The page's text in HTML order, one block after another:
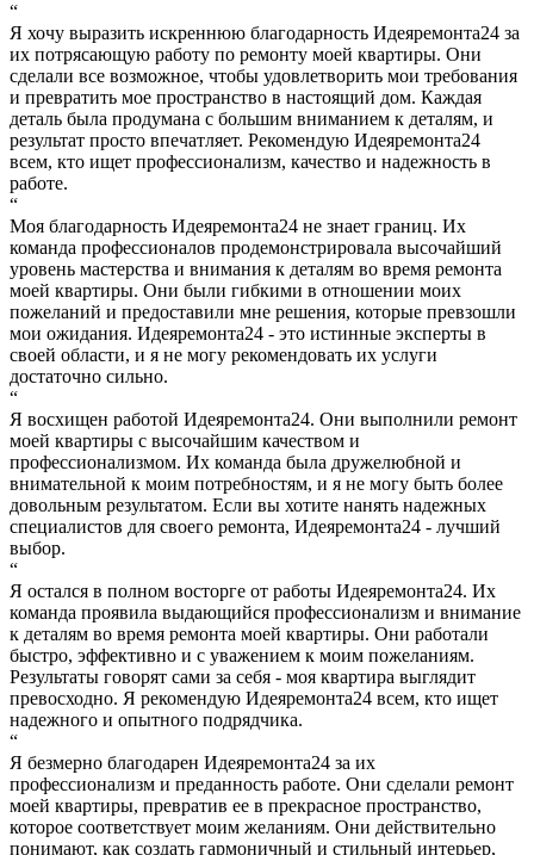
“
Я хочу выразить искреннюю благодарность Идеяремонта24 за
их потрясающую работу по ремонту моей квартиры. Они
сделали все возможное, чтобы удовлетворить мои требования
и превратить мое пространство в настоящий дом. Каждая
деталь была продумана с большим вниманием к деталям, и
результат просто впечатляет. Рекомендую Идеяремонта24
всем, кто ищет профессионализм, качество и надежность в
работе.
“
Моя благодарность Идеяремонта24 не знает границ. Их
команда профессионалов продемонстрировала высочайший
уровень мастерства и внимания к деталям во время ремонта
моей квартиры. Они были гибкими в отношении моих
пожеланий и предоставили мне решения, которые превзошли
мои ожидания. Идеяремонта24 - это истинные эксперты в
своей области, и я не могу рекомендовать их услуги
достаточно сильно.
“
Я восхищен работой Идеяремонта24. Они выполнили ремонт
моей квартиры с высочайшим качеством и
профессионализмом. Их команда была дружелюбной и
внимательной к моим потребностям, и я не могу быть более
довольным результатом. Если вы хотите нанять надежных
специалистов для своего ремонта, Идеяремонта24 - лучший
выбор.
“
Я остался в полном восторге от работы Идеяремонта24. Их
команда проявила выдающийся профессионализм и внимание
к деталям во время ремонта моей квартиры. Они работали
быстро, эффективно и с уважением к моим пожеланиям.
Результаты говорят сами за себя - моя квартира выглядит
превосходно. Я рекомендую Идеяремонта24 всем, кто ищет
надежного и опытного подрядчика.
“
Я безмерно благодарен Идеяремонта24 за их
профессионализм и преданность работе. Они сделали ремонт
моей квартиры, превратив ее в прекрасное пространство,
которое соответствует моим желаниям. Они действительно
понимают, как создать гармоничный и стильный интерьер,